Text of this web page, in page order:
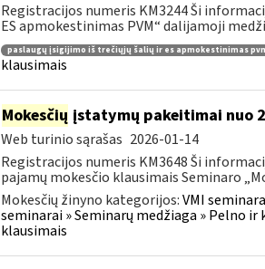
Registracijos numeris KM3244 Ši
ES apmokestinimas PVM“ dalijamoji
paslaugų įsigijimo iš trečiųjų šalių ir es apmokestinimas
klausimais
Mokesčių įstatymų pakeitimai nuo
Web turinio sąrašas 2026-01-14
Registracijos numeris KM3648 Ši
pajamų mokesčio klausimais Seminaro
Mokesčių žinyno kategorijos:VMI
seminarai » Seminarų medžiaga » Pelno
klausimais